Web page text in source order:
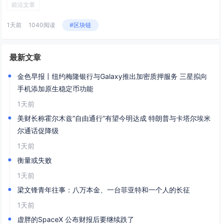
前沿文章
1天前 1040阅读 #区块链
最新文章
金色早报丨纽约梅隆银行与Galaxy推出加密质押服务 三星拟向
手机添加原生稳定币功能
1天前
美财长称霍尔木兹“自由通行”有望今明达成 特朗普与卡塔尔埃米
尔通话促降级
1天前
衡量或失败
1天前
梁文锋青年往事：八万本金、一台菲亚特和一个人的长征
1天前
虚胖的SpaceX 公布财报后要继续跌了